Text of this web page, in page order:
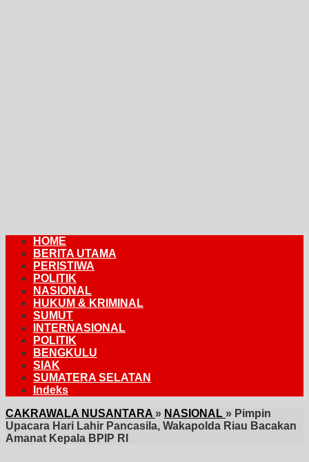
HOME
BERITA UTAMA
PERISTIWA
POLITIK
NASIONAL
HUKUM & KRIMINAL
SUMUT
INTERNASIONAL
POLITIK
BENGKULU
SIAK
SUMATERA SELATAN
Indeks
CAKRAWALA NUSANTARA » NASIONAL » Pimpin
Upacara Hari Lahir Pancasila, Wakapolda Riau Bacakan
Amanat Kepala BPIP RI